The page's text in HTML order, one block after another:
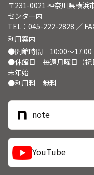
〒231-0021 神奈川県横浜
センター内
TEL：045-222-2828 ／
利用案内
●開館時間 10:00～17:00
●休館日 毎週月曜日（祝
末年始
●利用料 無料
note
YouTube